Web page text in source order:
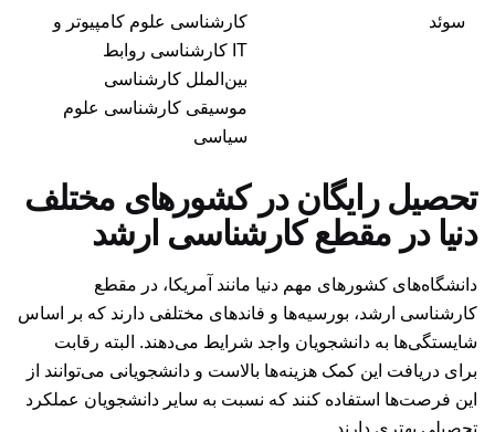
سوئد
کارشناسی علوم کامپیوتر و
IT کارشناسی روابط
بین‌الملل کارشناسی
موسیقی کارشناسی علوم
سیاسی
تحصیل رایگان در کشورهای مختلف
دنیا در مقطع کارشناسی ارشد
دانشگاه‌های کشورهای مهم دنیا مانند آمریکا، در مقطع
کارشناسی ارشد، بورسیه‌ها و فاندهای مختلفی دارند که بر اساس
شایستگی‌ها به دانشجویان واجد شرایط می‌دهند. البته رقابت
برای دریافت این کمک هزینه‌ها بالاست و دانشجویانی می‌توانند از
این فرصت‌‌ها استفاده کنند که نسبت به سایر دانشجویان عملکرد
تحصیلی بهتری دارند.